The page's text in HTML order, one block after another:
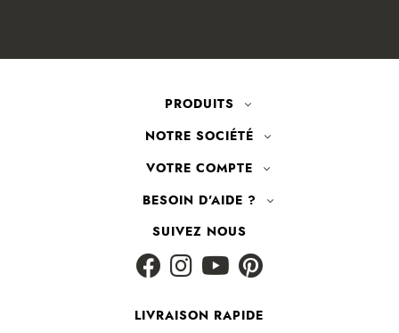
PRODUITS
NOTRE SOCIÉTÉ
VOTRE COMPTE
BESOIN D'AIDE ?
SUIVEZ NOUS
LIVRAISON RAPIDE